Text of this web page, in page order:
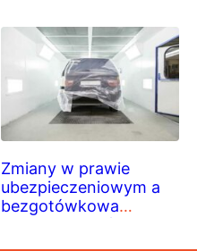
Zmiany w prawie
ubezpieczeniowym a
bezgotówkowa
likwidacja szkód